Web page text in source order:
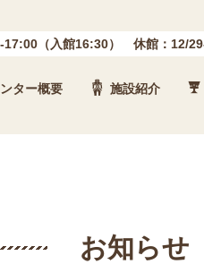
文化財センター
17:00（入館16:30） 休館：12/
ター概要 施設紹介
お知らせ